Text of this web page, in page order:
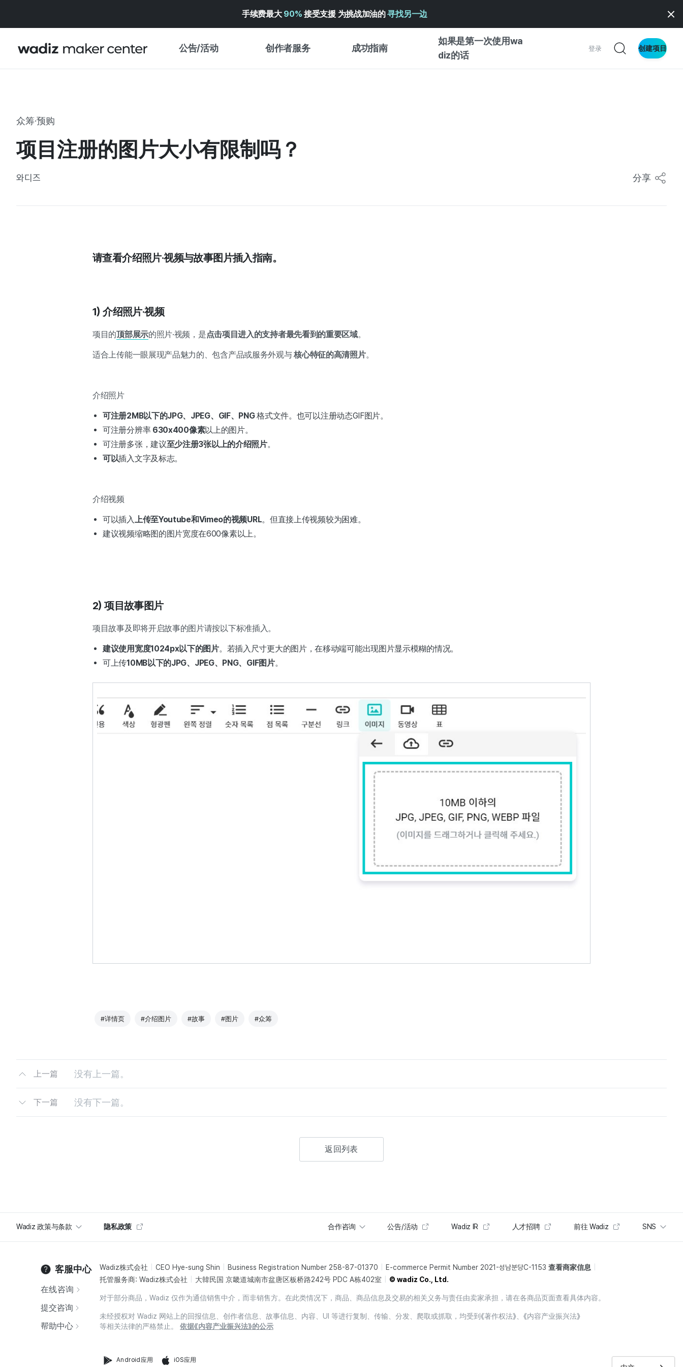
手续费最大 90% 接受支援 为挑战加油的寻找另一边
公告/活动 创作者服务 成功指南
如果是第一次使用wa
diz的话
登录 创建项目
特展日历
WADIZ 奖励 ↗︎
众筹·预购
项目注册的图片大小有限制吗？
와디즈 分享
请查看介绍照片·视频与故事图片插入指南。
1) 介绍照片·视频
项目的顶部展示的照片·视频，是点击项目进入的支持者最先看到的重要区域。
适合上传能一眼展现产品魅力的、包含产品或服务外观与核心特征的高清照片。
介绍照片
可注册2MB以下的JPG、JPEG、GIF、PNG格式文件。也可以注册动态GIF图片。
可注册分辨率630x400像素以上的图片。
可注册多张，建议至少注册3张以上的介绍照片。
可以插入文字及标志。
介绍视频
可以插入上传至Youtube和Vimeo的视频URL。但直接上传视频较为困难。
建议视频缩略图的图片宽度在600像素以上。
2) 项目故事图片
项目故事及即将开启故事的图片请按以下标准插入。
建议使用宽度1024px以下的图片。若插入尺寸更大的图片，在移动端可能出现图片显示模糊的情况。
可上传10MB以下的JPG、JPEG、PNG、GIF图片。
#详情页 #介绍图片 #故事 #图片 #众筹
上一篇 没有上一篇。
下一篇 没有下一篇。
返回列表
Wadiz 政策与条款 隐私政策 合作咨询 公告/活动 Wadiz IR 人才招聘 前往 Wadiz SNS
客服中心
在线咨询
提交咨询
帮助中心
Wadiz株式会社 CEO Hye-sung Shin Business Registration Number 258-87-01370 E-commerce Permit Number 2021-성남분당C-1153 查看商家信息
托管服务商: Wadiz株式会社
大韓民国 京畿道城南市盆唐区板桥路242号 PDC A栋402室 © wadiz Co., Ltd.
对于部分商品，Wadiz 仅作为通信销售中介，而非销售方。在此类情况下，商品、商品信息及交易的相关义务与责任由卖家承担，请在各商品页面查看具体内容。
未经授权对 Wadiz 网站上的回报信息、创作者信息、故事信息、内容、UI 等进行复制、传输、分发、爬取或抓取，均受到《著作权法》、《内容产业振兴法》
等相关法律的严格禁止。
依据《内容产业振兴法》的公示
Android应用 iOS应用